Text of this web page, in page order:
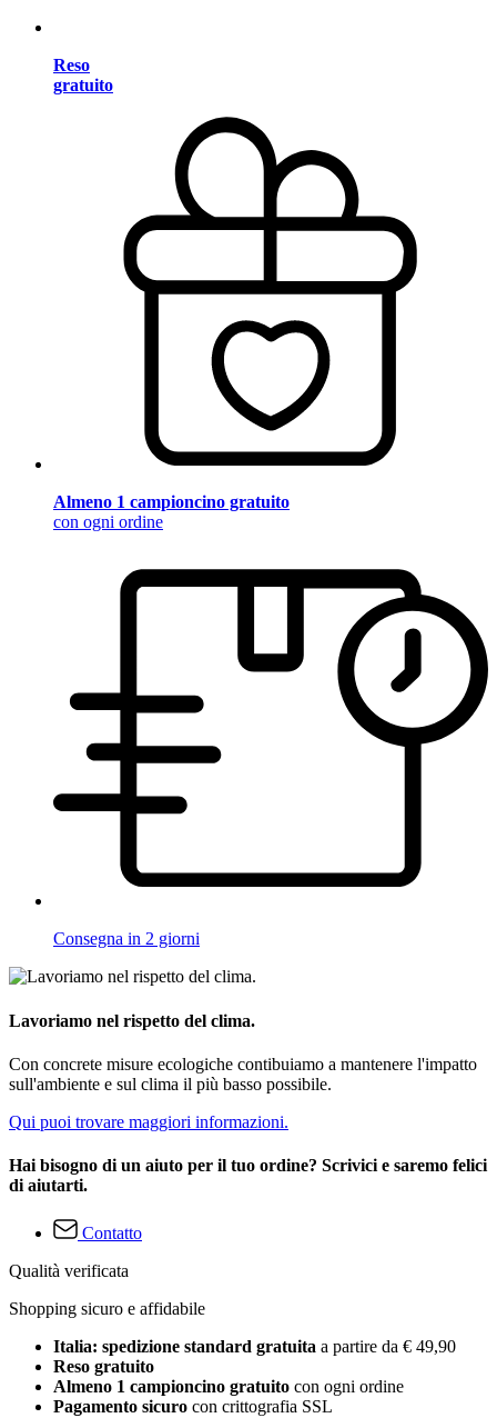
Reso
gratuito
Almeno 1 campioncino gratuito
con ogni ordine
Consegna in 2 giorni
Lavoriamo nel rispetto del clima.
Con concrete misure ecologiche contibuiamo a mantenere l'impatto
sull'ambiente e sul clima il più basso possibile.
Qui puoi trovare maggiori informazioni.
Hai bisogno di un aiuto per il tuo ordine? Scrivici e saremo felici
di aiutarti.
Contatto
Qualità verificata
Shopping sicuro e affidabile
Italia: spedizione standard gratuita a partire da € 49,90
Reso gratuito
Almeno 1 campioncino gratuito con ogni ordine
Pagamento sicuro con crittografia SSL